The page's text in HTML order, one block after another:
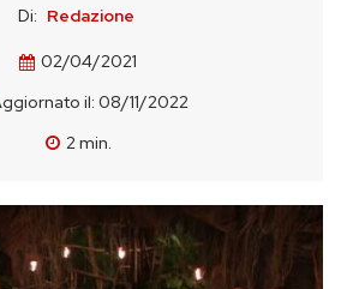
Di: Redazione
02/04/2021
il: 08/11/2022
2min.